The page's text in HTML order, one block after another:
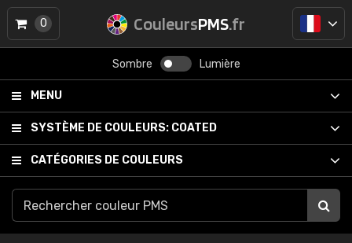
CouleursPMS.fr
Sombre Lumière
MENU
SYSTÈME DE COULEURS: COATED
CATÉGORIES DE COULEURS
0